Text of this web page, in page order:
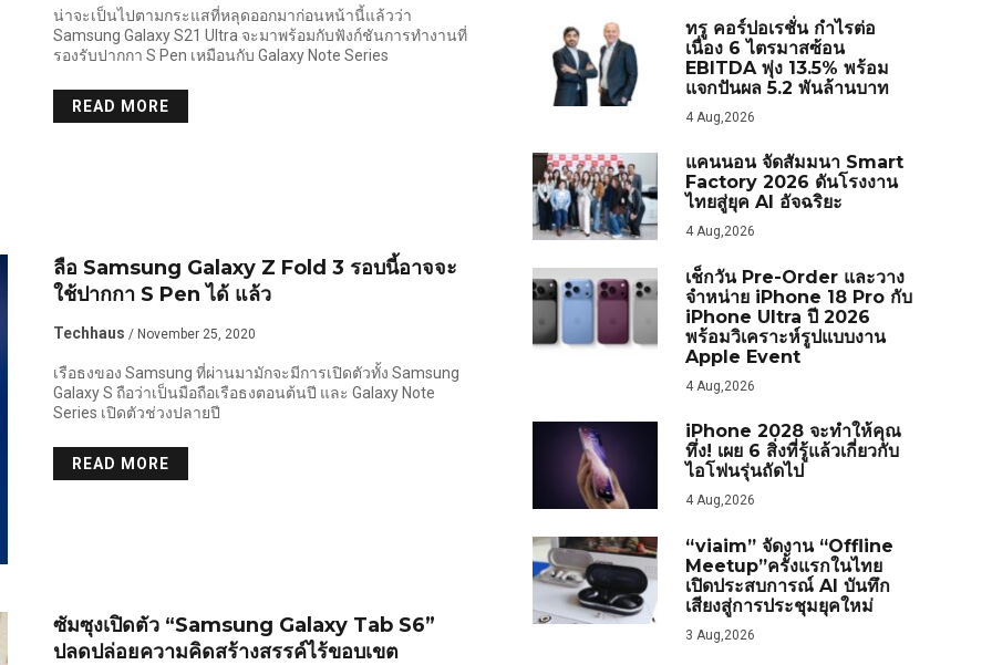
น่าจะเป็นไปตามกระแสที่หลุดออกมาก่อนหน้านี้แล้วว่า
Samsung Galaxy S21 Ultra จะมาพร้อมกับฟังก์ชันการทำงานที่
รองรับปากกา S Pen เหมือนกับ Galaxy Note Series
READ MORE
ลือ Samsung Galaxy Z Fold 3 รอบนี้อาจจะ
ใช้ปากกา S Pen ได้ แล้ว
Techhaus / November 25, 2020
เรือธงของ Samsung ที่ผ่านมามักจะมีการเปิดตัวทั้ง Samsung
Galaxy S ถือว่าเป็นมือถือเรือธงตอนต้นปี และ Galaxy Note
Series เปิดตัวช่วงปลายปี
READ MORE
ซัมซุงเปิดตัว “Samsung Galaxy Tab S6”
ปลดปล่อยความคิดสร้างสรรค์ไร้ขอบเขต
ทรู คอร์ปอเรชั่น กำไรต่อ
เนื่อง 6 ไตรมาสซ้อน
EBITDA พุ่ง 13.5% พร้อม
แจกปันผล 5.2 พันล้านบาท
4 Aug,2026
แคนนอน จัดสัมมนา Smart
Factory 2026 ดันโรงงาน
ไทยสู่ยุค AI อัจฉริยะ
4 Aug,2026
เช็กวัน Pre-Order และวาง
จำหน่าย iPhone 18 Pro กับ
iPhone Ultra ปี 2026
พร้อมวิเคราะห์รูปแบบงาน
Apple Event
4 Aug,2026
iPhone 2028 จะทำให้คุณ
ทึ่ง! เผย 6 สิ่งที่รู้แล้วเกี่ยวกับ
ไอโฟนรุ่นถัดไป
4 Aug,2026
“viaim” จัดงาน “Offline
Meetup”ครั้งแรกในไทย
เปิดประสบการณ์ AI บันทึก
เสียงสู่การประชุมยุคใหม่
3 Aug,2026